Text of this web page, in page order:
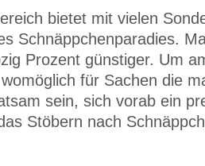
bietet mit vielen
Schnäppchenparadies.
Prozent günstiger. Um
für Sachen die
sein, sich vorab ein
Stöbern nach